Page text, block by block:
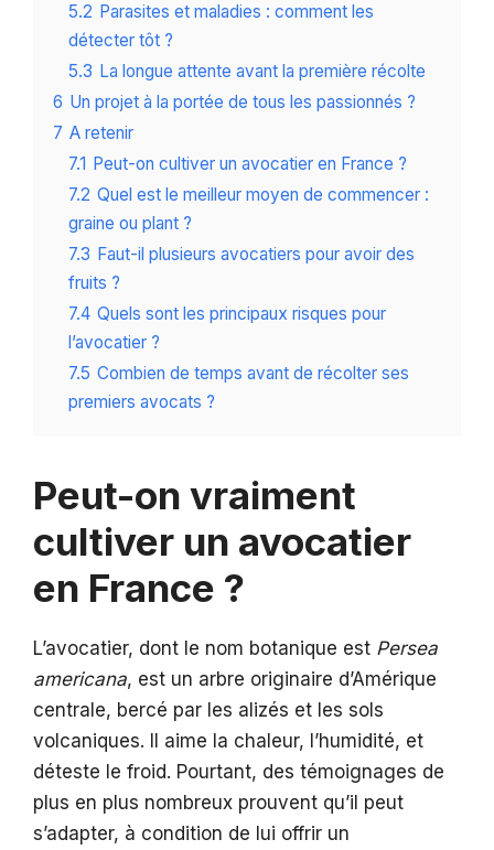
5.2 Parasites et maladies : comment les
détecter tôt ?
5.3 La longue attente avant la première récolte
6 Un projet à la portée de tous les passionnés ?
7 A retenir
7.1 Peut-on cultiver un avocatier en France ?
7.2 Quel est le meilleur moyen de commencer :
graine ou plant ?
7.3 Faut-il plusieurs avocatiers pour avoir des
fruits ?
7.4 Quels sont les principaux risques pour
l’avocatier ?
7.5 Combien de temps avant de récolter ses
premiers avocats ?
Peut-on vraiment
cultiver un avocatier
en France ?
L’avocatier, dont le nom botanique est Persea
americana, est un arbre originaire d’Amérique
centrale, bercé par les alizés et les sols
volcaniques. Il aime la chaleur, l’humidité, et
déteste le froid. Pourtant, des témoignages de
plus en plus nombreux prouvent qu’il peut
s’adapter, à condition de lui offrir un